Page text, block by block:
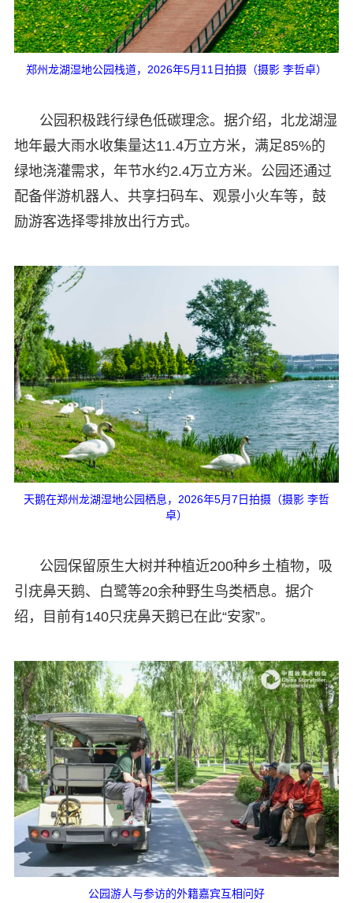
郑州龙湖湿地公园栈道，2026年5月11日拍摄（摄影 李哲卓）
公园积极践行绿色低碳理念。据介绍，北龙湖湿
地年最大雨水收集量达11.4万立方米，满足85%的
绿地浇灌需求，年节水约2.4万立方米。公园还通过
配备伴游机器人、共享扫码车、观景小火车等，鼓
励游客选择零排放出行方式。
天鹅在郑州龙湖湿地公园栖息，2026年5月7日拍摄（摄影 李哲
卓）
公园保留原生大树并种植近200种乡土植物，吸
引疣鼻天鹅、白鹭等20余种野生鸟类栖息。据介
绍，目前有140只疣鼻天鹅已在此“安家”。
公园游人与参访的外籍嘉宾互相问好